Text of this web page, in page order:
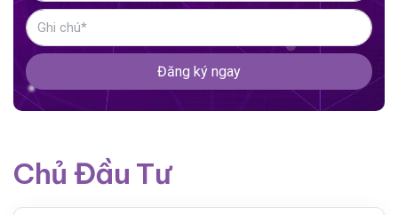
Đăng ký ngay
Chủ Đầu Tư